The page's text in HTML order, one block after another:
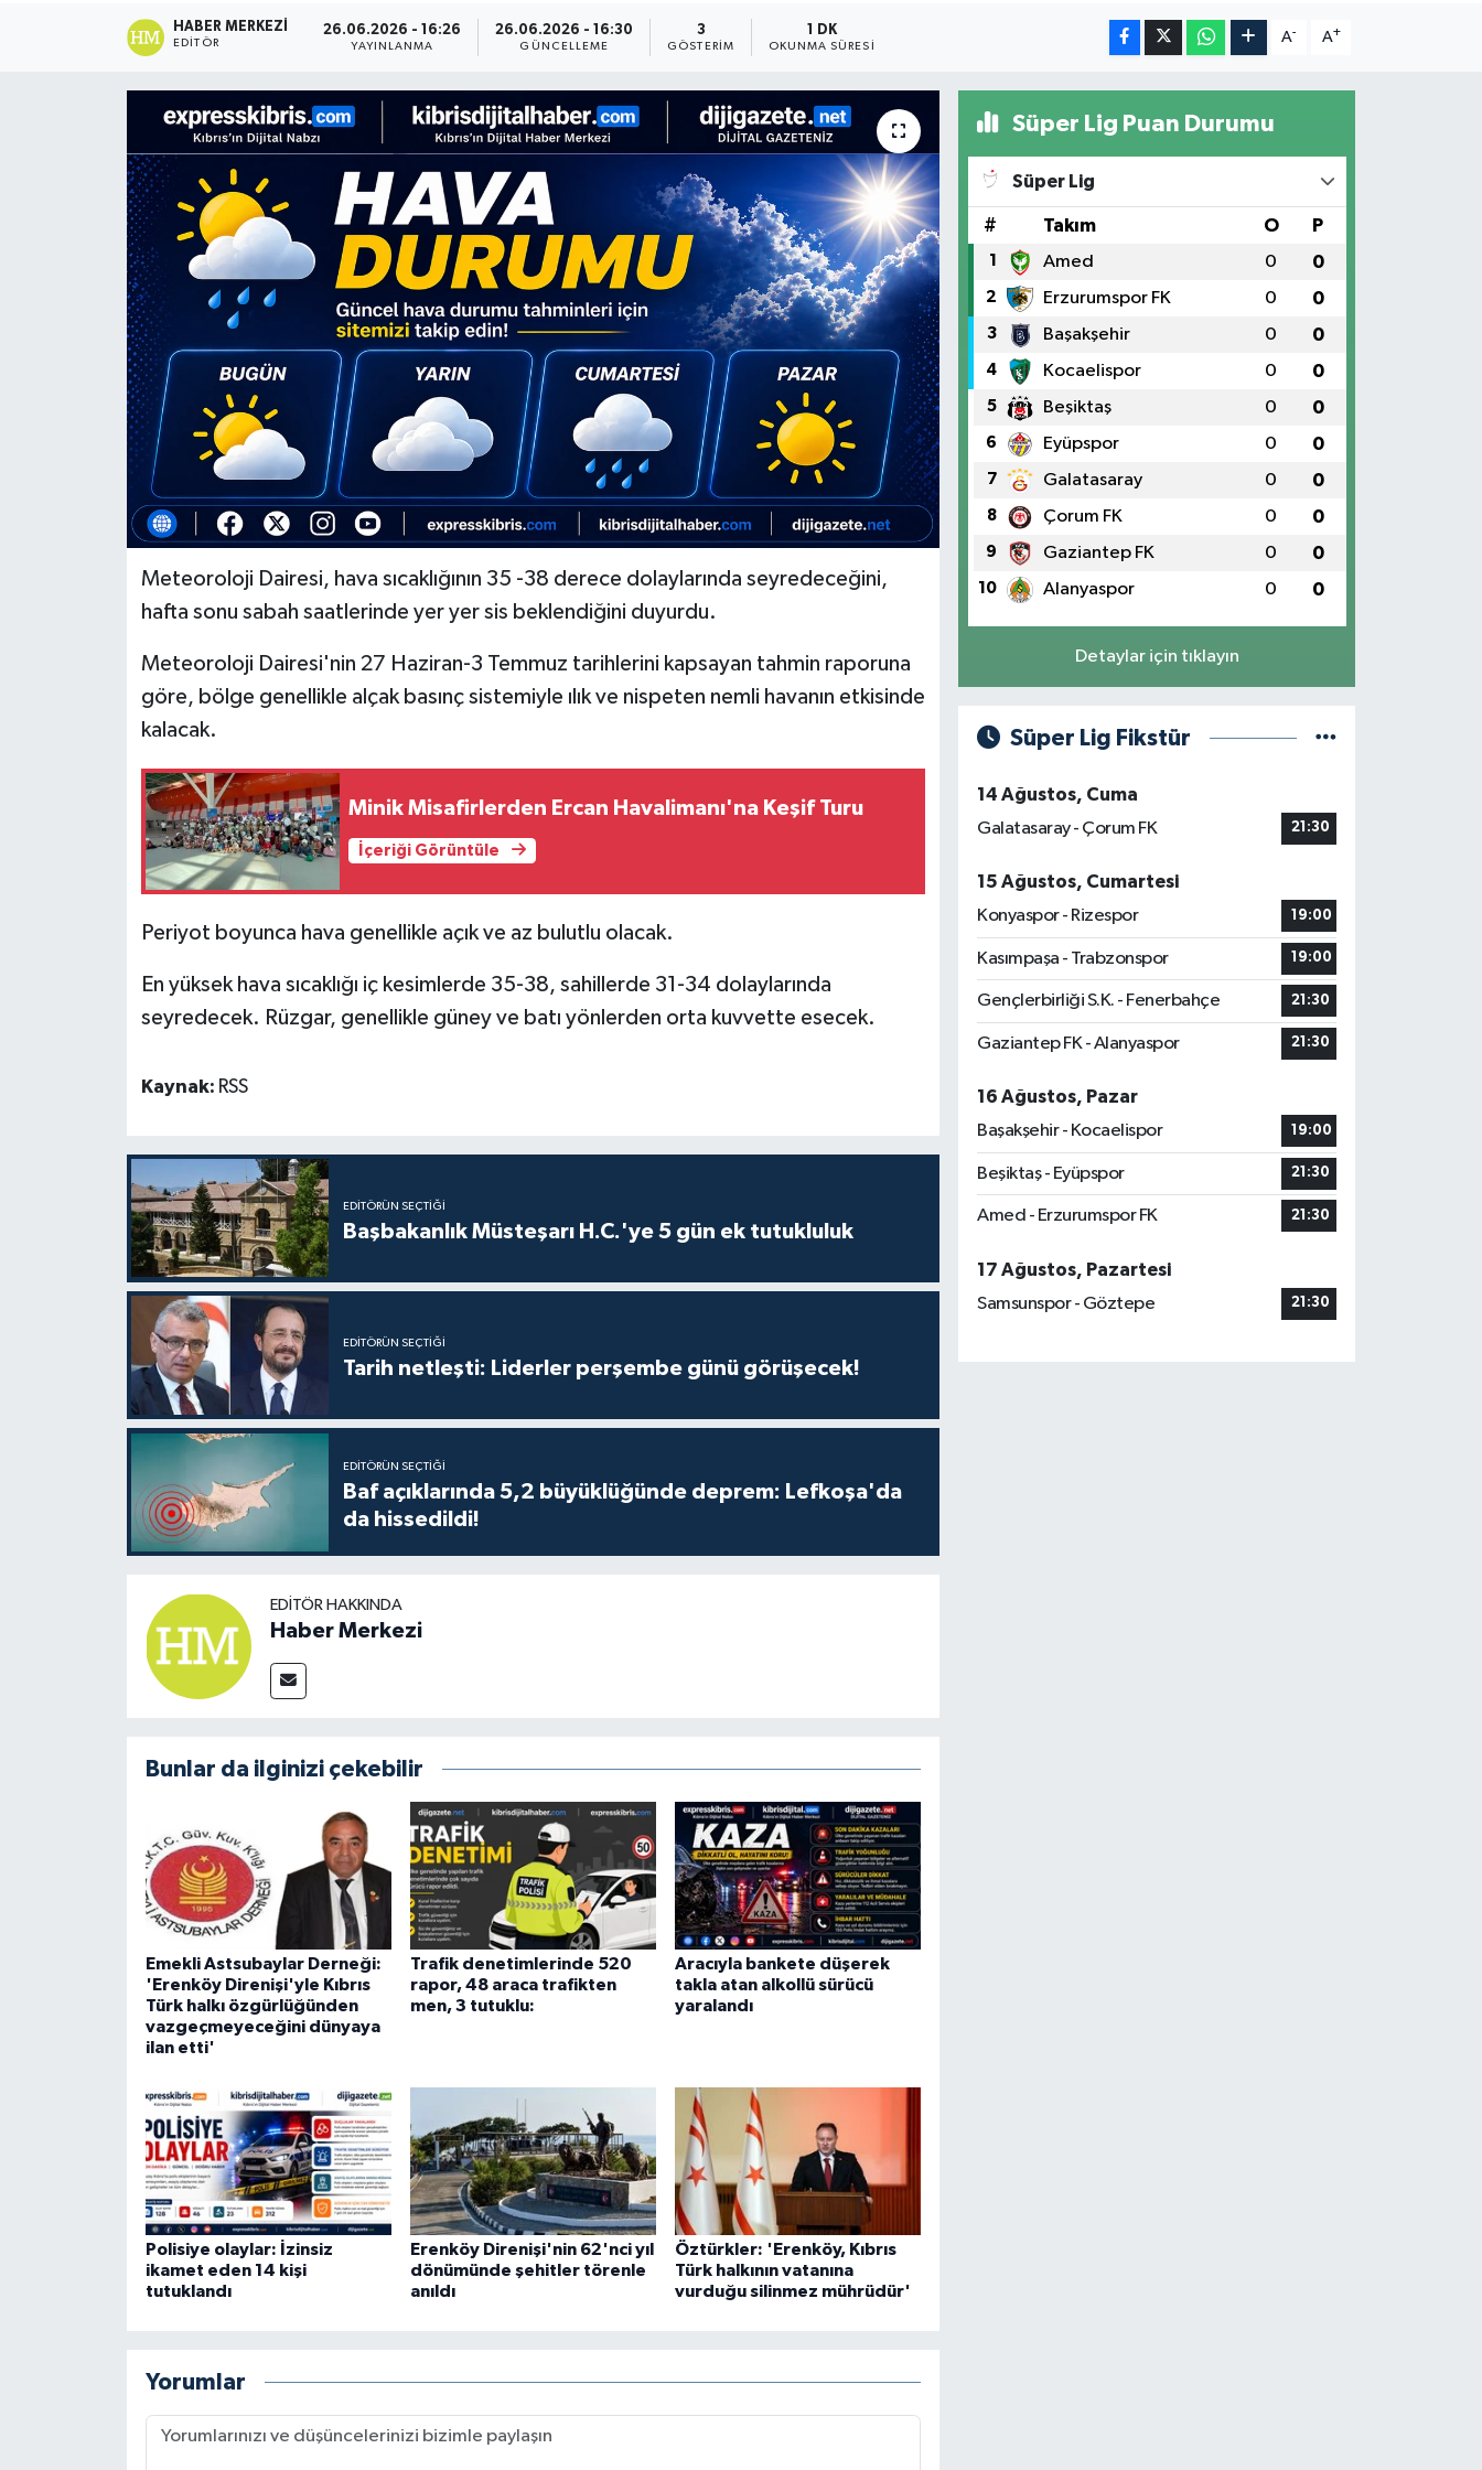
HABER MERKEZI
EDITÖR
26.06.2026 - 16:26
YAYINLANMA
26.06.2026 - 16:30
GÜNCELLEME
3
GÖSTERIM
1 DK
OKUNMA SÜRESI
A- A+
Meteoroloji Dairesi, hava sıcaklığının 35 -38 derece dolaylarında seyredeceğini,
hafta sonu sabah saatlerinde yer yer sis beklendiğini duyurdu.
Meteoroloji Dairesi'nin 27 Haziran-3 Temmuz tarihlerini kapsayan tahmin raporuna
göre, bölge genellikle alçak basınç sistemiyle ılık ve nispeten nemli havanın etkisinde
kalacak.
Minik Misafirlerden Ercan Havalimanı'na Keşif Turu
İçeriği Görüntüle
Periyot boyunca hava genellikle açık ve az bulutlu olacak.
En yüksek hava sıcaklığı iç kesimlerde 35-38, sahillerde 31-34 dolaylarında
seyredece k. Rüzgar, genellikle güney ve batı yönlerden orta kuvvette esecek.
Kaynak: RSS
EDITÖRÜN SEÇTIĞI
Başbakanlık Müsteşarı H.C.'ye 5 gün ek tutukluluk
EDITÖRÜN SEÇTIĞI
Tarih netleşti: Liderler perşembe günü görüşecek!
EDITÖRÜN SEÇTIĞI
Baf açıklarında 5,2 büyüklüğünde deprem: Lefkoşa'da
da hissedildi!
EDITÖR HAKKINDA
Haber Merkezi
Bunlar da ilginizi çekebilir
Emekli Astsubaylar Derneği:
'Erenköy Direnişi'yle Kıbrıs
Türk halkı özgürlüğünden
vazgeçmeyeceğini dünyaya
ilan etti'
Trafik denetimlerinde 520
rapor, 48 araca trafikten
men, 3 tutuklu:
Aracıyla bankete düşerek
takla atan alkollü sürücü
yaralandı
Polisiye olaylar: İzinsiz
ikamet eden 14 kişi
tutuklandı
Erenköy Direnişi'nin 62'nci yıl
dönümünde şehitler törenle
anıldı
Öztürkler: 'Erenköy, Kıbrıs
Türk halkının vatanına
vurduğu silinmez mührüdür'
Yorumlar
Süper Lig Puan Durumu
Süper Lig
# Takım O P
1 Amed 0 0
2 Erzurumspor FK 0 0
3 Başakşehir 0 0
4 Kocaelispor 0 0
5 Beşiktaş 0 0
6 Eyüpspor 0 0
7 Galatasaray 0 0
8 Çorum FK 0 0
9 Gaziantep FK 0 0
10 Alanyaspor 0 0
Detaylar için tıklayın
Süper Lig Fikstür
14 Ağustos, Cuma
Galatasaray - Çorum FK
21:30
15 Ağustos, Cumartesi
Konyaspor - Rizespor
19:00
Kasımpaşa - Trabzonspor 19:00
Gençlerbirliği S.K. - Fenerbahçe 21:30
Gaziantep FK - Alanyaspor 21:30
16 Ağustos, Pazar
Başakşehir - Kocaelispor
19:00
Beşiktaş - Eyüpspor 21:30
Amed - Erzurumspor FK 21:30
17 Ağustos, Pazartesi
Samsunspor - Göztepe
21:30
ESENTEPE
GAZİMAĞUSA
GÜNDEM
GÜNEY KIBRIS
İÇ HABERLER
KÜLTÜR SANAT
MAGAZİN
Nöbetçi Eczaneler
ÖZEL HABER
TEKNOLOJİ